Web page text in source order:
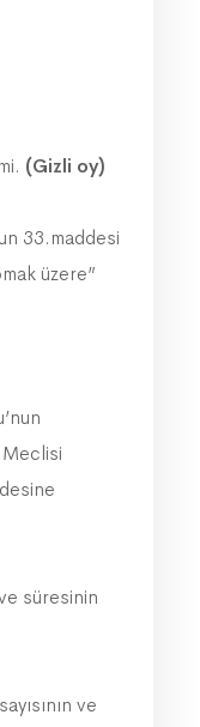
(Gizli oy)
33.maddesi
üzere”
süresinin
ve